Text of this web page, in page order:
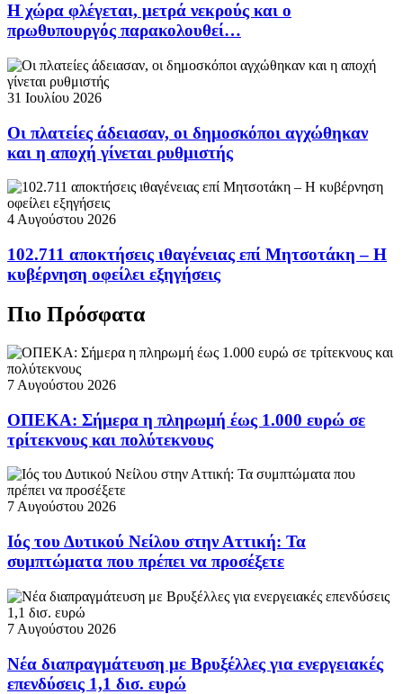
Η χώρα φλέγεται, μετρά νεκρούς και ο
πρωθυπουργός παρακολουθεί…
31 Ιουλίου 2026
Οι πλατείες άδειασαν, οι δημοσκόποι αγχώθηκαν
και η αποχή γίνεται ρυθμιστής
4 Αυγούστου 2026
102.711 αποκτήσεις ιθαγένειας επί Μητσοτάκη – Η
κυβέρνηση οφείλει εξηγήσεις
Πιο Πρόσφατα
7 Αυγούστου 2026
ΟΠΕΚΑ: Σήμερα η πληρωμή έως 1.000 ευρώ σε
τρίτεκνους και πολύτεκνους
7 Αυγούστου 2026
Ιός του Δυτικού Νείλου στην Αττική: Τα
συμπτώματα που πρέπει να προσέξετε
7 Αυγούστου 2026
Νέα διαπραγμάτευση με Βρυξέλλες για ενεργειακές
επενδύσεις 1,1 δισ. ευρώ